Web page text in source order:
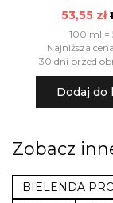
53,55 zł
100 ml =
Najniższa
30 dni przed
Dodaj do
Zobacz
BIELENDA